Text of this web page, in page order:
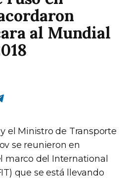
al Mundial
y el Ministro de Transporte
se reunieron en
marco del International
que se está llevando